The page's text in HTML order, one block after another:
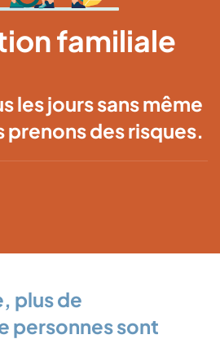
familiale
les jours sans même
prenons des risques.
plus de
personnes sont